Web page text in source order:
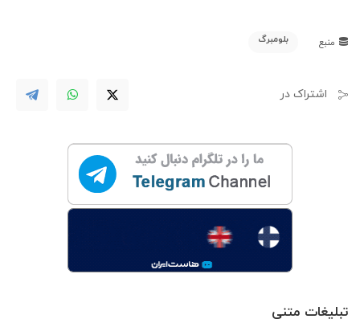
منبع بلومبرگ
اشتراک در
تبلیغات متنی